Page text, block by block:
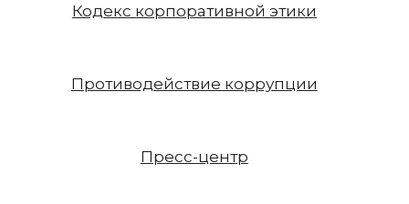
Кодекс корпоративной этики
Противодействие коррупции
Пресс-центр